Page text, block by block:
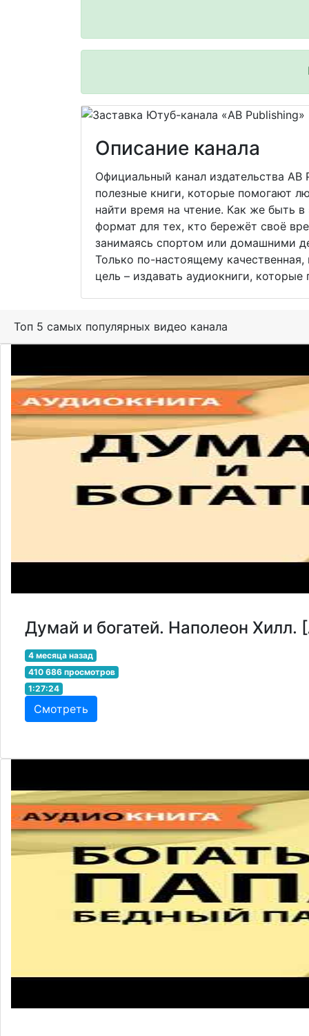
Описание канала
Официальный канал издательства
полезные книги, которые помогают
найти время на чтение. Как же быть
формат для тех, кто бережёт своё
занимаясь спортом или домашними
Только по-настоящему
цель – издавать аудиокниги,
Топ 5 самых популярных видео канала
Думай и богатей. Наполеон Хилл.
4 месяца назад
410 686 просмотров
1:27:24
Смотреть